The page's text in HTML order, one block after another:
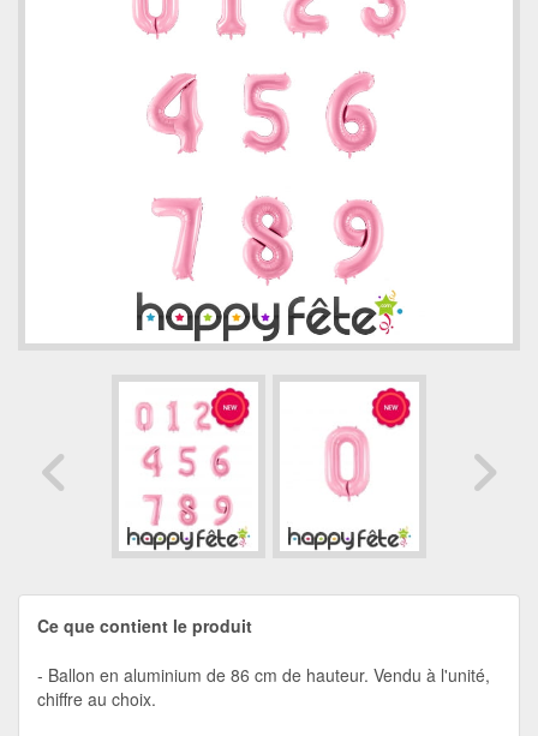
Ce que contient le produit
Ballon en aluminium de 86 cm de hauteur. Vendu à l'unité,
chiffre au choix.